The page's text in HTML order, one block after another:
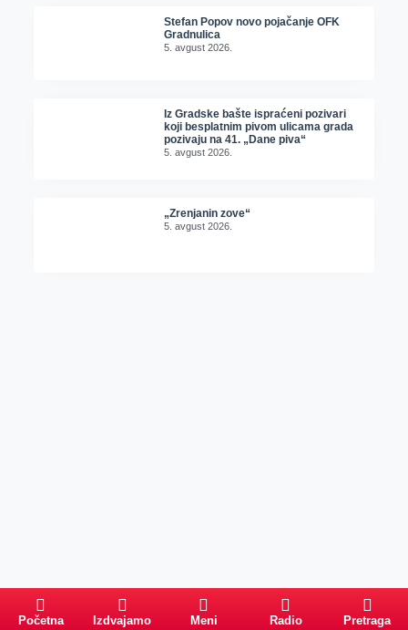
Stefan Popov novo pojačanje OFK
Gradnulica
5. avgust 2026.
Iz Gradske bašte ispraćeni pozivari
koji besplatnim pivom ulicama grada
pozivaju na 41. „Dane piva“
5. avgust 2026.
„Zrenjanin zove“
5. avgust 2026.
Početna Izdvajamo Meni Radio Pretraga